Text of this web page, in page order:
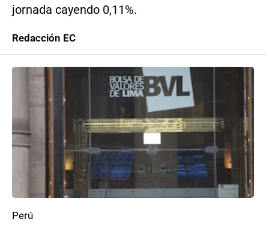
jornada cayendo 0,11%.
Redacción EC
Perú